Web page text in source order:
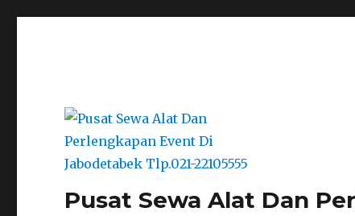
Pusat Sewa Alat Dan